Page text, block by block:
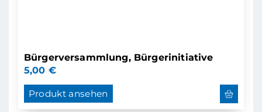
Bürgerversammlung, Bürgerinitiative
5,00 €
Produkt ansehen